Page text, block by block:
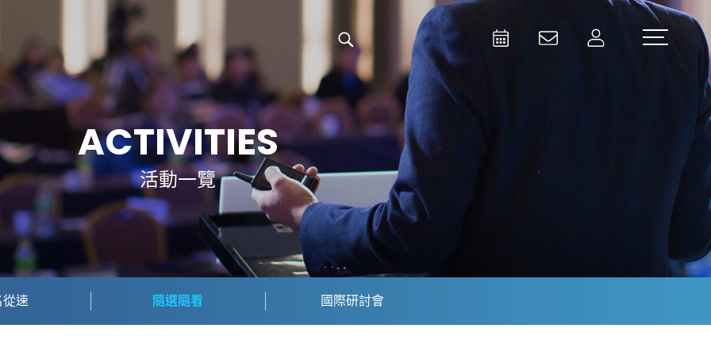
Activities
Contact Us
Member
Aerospace | Defense | Security
Broadcast and Media
ACTIVITIES
活動一覽
速 隨選隨看 國際研討會